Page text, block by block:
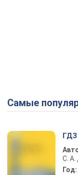
Самые
ГДЗ
С. А.
Год: